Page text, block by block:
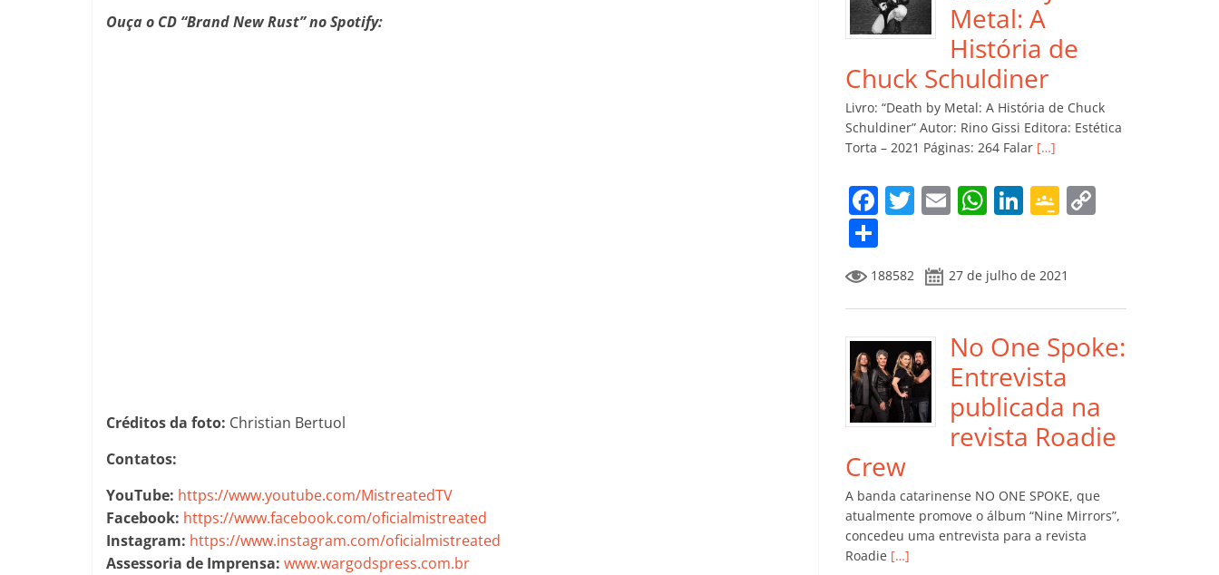
Ouça o CD “Brand New Rust” no Spotify:
Créditos da foto: Christian Bertuol
Contatos:
YouTube: https://www.youtube.com/MistreatedTV
Facebook: https://www.facebook.com/oficialmistreated
Instagram: https://www.instagram.com/oficialmistreated
Assessoria de Imprensa: www.wargodspress.com.br
k
ro
m
h
ar
Metal: A
História de
Chuck Schuldiner
Livro: “Death by Metal: A História de Chuck
Schuldiner” Autor: Rino Gissi Editora: Estética
Torta – 2021 Páginas: 264 Falar […]
F
e
b
o
o
k
T
itt
er
E
l
W
s
A
p
p
Li
e
dI
n
G
gl
e
Cl
a
ss
ro
m
Li
n
o
m
p
ar
til
h
ar
188582 27 de julho de 2021
No One Spoke:
Entrevista
publicada na
revista Roadie
Crew
A banda catarinense NO ONE SPOKE, que
atualmente promove o álbum “Nine Mirrors”,
concedeu uma entrevista para a revista
Roadie […]